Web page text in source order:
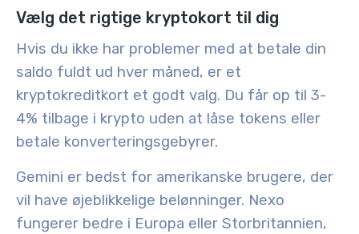
Vælg det rigtige kryptokort til dig
Hvis du ikke har problemer med at betale din
saldo fuldt ud hver måned, er et
kryptokreditkort et godt valg. Du får op til 3-
4% tilbage i krypto uden at låse tokens eller
betale konverteringsgebyrer.
Gemini er bedst for amerikanske brugere, der
vil have øjeblikkelige belønninger. Nexo
fungerer bedre i Europa eller Storbritannien,